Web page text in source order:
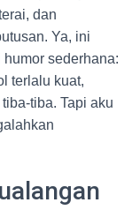
dan
Ya, ini
sederhana:
terlalu kuat,
tiba. Tapi aku